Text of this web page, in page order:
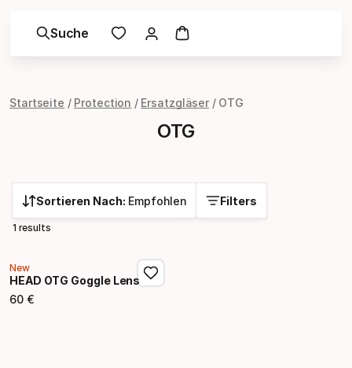
Suche
Startseite Protection Ersatzgläser OTG
OTG
Sortieren Nach: Empfohlen Filters
1 results
New
HEAD OTG Goggle Lens
60 €
Endpreis